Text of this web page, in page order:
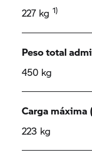
227 kg1)
Peso total
450 kg
Carga máxima
223 kg